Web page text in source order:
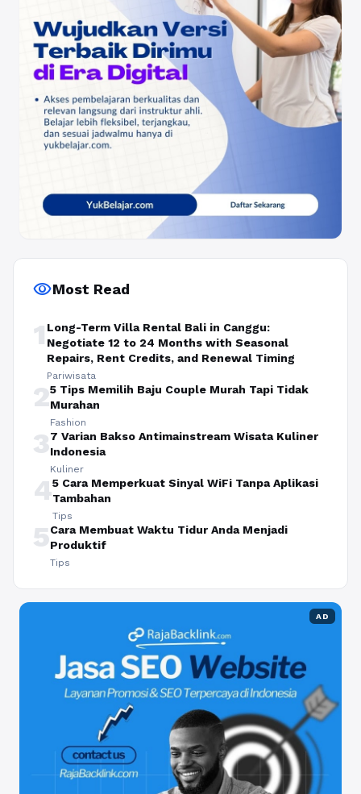
visibilityMost Read
1 Long-Term Villa Rental Bali in Canggu:
Negotiate 12 to 24 Months with Seasonal
Repairs, Rent Credits, and Renewal Timing
Pariwisata
25 Tips Memilih Baju Couple Murah Tapi Tidak
Murahan
Fashion
37 Varian Bakso Antimainstream Wisata Kuliner
Indonesia
Kuliner
45 Cara Memperkuat Sinyal WiFi Tanpa Aplikasi
Tambahan
Tips
5Cara Membuat Waktu Tidur Anda Menjadi
Produktif
Tips
AD